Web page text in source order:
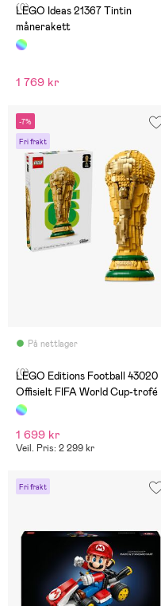
(0)
LEGO Ideas 21367 Tintin
månerakett
1 769 kr
-7%
Fri frakt
På nettlager
(0)
LEGO Editions Football 43020
Offisielt FIFA World Cup-trofé
1 699 kr
Veil. Pris: 2 299 kr
Fri frakt